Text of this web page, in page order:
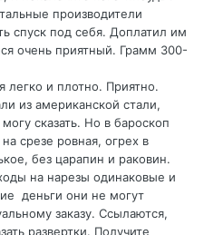
производители
спуск под себя. Доплатил им
очень приятный. Грамм 300-
легко и плотно. Приятно.
из американской стали,
сказать. Но в бароскоп
срезе ровная, огрех в
без царапин и раковин.
на нарезы одинаковые и
деньги они не могут
заказу. Ссылаются,
развертки. Получите